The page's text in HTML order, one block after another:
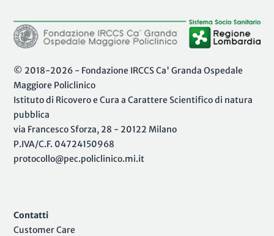
© 2018-2026 - Fondazione IRCCS Ca' Granda Ospedale
Maggiore Policlinico
Istituto di Ricovero e Cura a Carattere Scientifico di natura
pubblica
via Francesco Sforza, 28 - 20122 Milano
P.IVA/C.F. 04724150968
protocollo@pec.policlinico.mi.it
Contatti
Customer Care